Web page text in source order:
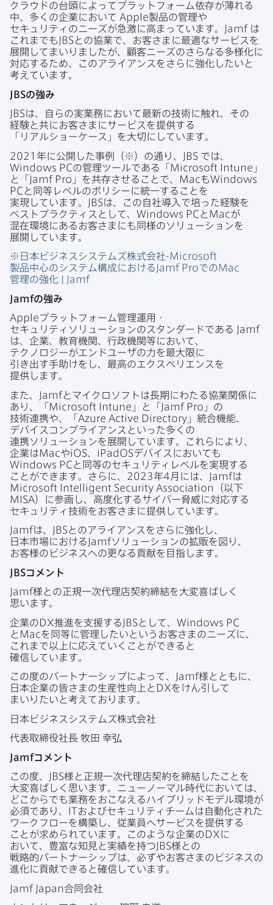
クラウドの​台頭に​よって​プラットフォーム依存が​薄れる​
中、​多くの​企業に​おいて Apple製品の​管理や​
セキュリティの​ニーズが​急激に​高まっています。
Jamf は​
これまでも
JBSとの​協業で、​お客さまに​最適な​サービスを​
展開して​まいりましたが、​顧客ニーズの​さらなる​多様化に​
対応する​ため、​この​アライアンスを​さらに​強化したいと​
考えています。
JBSの​強み
JBSは、​自らの​実業務に​おいて​最新の​技術に​触れ、​その​
経験と​共に​お客さまに​サービスを​提供する​
「リアルショーケース」を​大切に​しています。
2021 年に​公開した​事例​（※）の​通り、 JBS では、
Windows PCの​管理ツールである​「 Microsoft Intune 」
と​「 Jamf Pro 」を​共存させる​ことで、 MacもWindows
PCと​同等レベルの​ポリシーに​統一する​ことを​
実現しています。
JBSは、​この​自社導入で​培った​経験を​
ベストプラクティスと​して、 Windows PCと Macが​
混在環境に​ある​お客さまにも​同様の​ソリューションを​
展開しています。
※ 日本ビジネスシステムズ株式会社-Microsoft
製品中心の​システム構成に​おける Jamf ProでのMac
管理の​強化
Jamf
Jamfの​強み
Appleプラットフォーム管理運用・
セキュリティソリューションの​スタンダードである
Jamf
は、​企業、​教育機関、​行政機関等に​おいて、​
テクノロジーが​エンドユーザの​力を​最大限に​
引き出す手助けを​し、​最高の​エクスペリエンスを​
提供します。
また、
Jamfと​マイクロソフトは​長期に​わたる​協業関係に​
あり、​「 Microsoft Intune 」と​「 Jamf Pro 」の​
技術連携や、​「 Azure Active Directory 」​統合機能、​
デバイスコンプライアンスと​いった​多くの​
連携ソリューションを​展開しています。​これらに​より、​
企業はMacやiOS、 iPadOSデバイスに​おいても
Windows PCと​同等の​セキュリティレベルを​実現する​
ことができます。​さらに、
2023年4 月には、 Jamfは
Microsoft Intelligent Security Association （以下
MISA）に​参画し、​高度化する​サイバー脅威に​対応する​
セキュリティ技術を​お客さまに​提供しています。
Jamfは、 JBSとの​アライアンスを​さらに​強化し、​
日本市場に​おける Jamfソリューションの​拡販を​図り、​
お客様の​ビジネスへの​更なる​貢献を​目指します。
JBSコメント
Jamf様との​正規一次代理店契約締結を​大変​喜ばしく​
思います。
企業のDX推進を​支援する JBSと​して、 Windows PC
と Macを​同等に​管理したいと​いう​お客さまの​ニーズに、​
これまで​以上に​応えていく​ことができると​
確信しています。
この​度の​パートナーシップに​よって、
Jamf様とともに、​
日本企業の​皆さまの​生産性向上と DXを​けん引して​
まいりたいと​考えております。
日本ビジネスシステムズ株式会社
代表取締役社長 牧田 幸弘
Jamfコメント
この​度、
JBS様と​正規一次代理店契約を​締結した​ことを​
大変​喜ばしく​思います。​ニューノーマル時代に​おいては、​
どこから​でも​業務を​おこな​える​ハイブリッドモデル環境が​
必須であり、
ITおよび​セキュリティチームは​自動化された​
ワークフローを​構築し、​従業員へ​サービスを​提供する​
ことが​求められています。​このような​企業の DXに​
おいて、​豊富な​知見と​実績を​持つ JBS様との​
戦略的パートナーシップは、​必ずや​お客さまの​ビジネスの​
進化に​貢献できると​確信しています。
Jamf Japan合同会社